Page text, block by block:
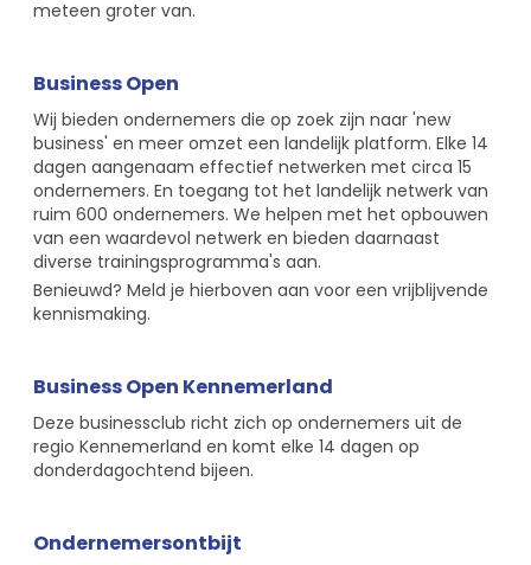
meteen groter van.
Business Open
Wij bieden ondernemers die op zoek zijn naar 'new
business' en meer omzet een landelijk platform. Elke 14
dagen aangenaam effectief netwerken met circa 15
ondernemers. En toegang tot het landelijk netwerk van
ruim 600 ondernemers. We helpen met het opbouwen
van een waardevol netwerk en bieden daarnaast
diverse trainingsprogramma's aan.
Benieuwd? Meld je hierboven aan voor een vrijblijvende
kennismaking.
Business Open Kennemerland
Deze businessclub richt zich op ondernemers uit de
regio Kennemerland en komt elke 14 dagen op
donderdagochtend bijeen.
Ondernemersontbijt